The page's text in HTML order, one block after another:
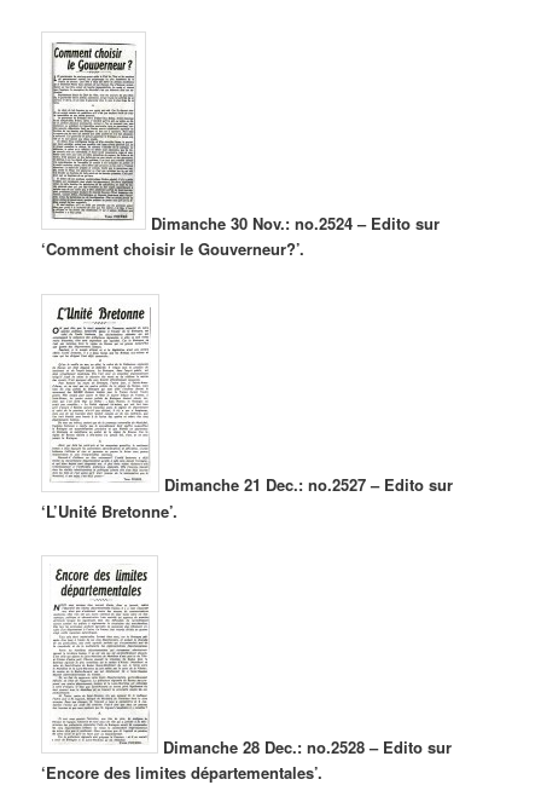
Dimanche 30 Nov.: no.2524 – Edito sur
‘Comment choisir le Gouverneur?’.
Dimanche 21 Dec.: no.2527 – Edito sur
‘L’Unité Bretonne’.
Dimanche 28 Dec.: no.2528 – Edito sur
‘Encore des limites départementales’.